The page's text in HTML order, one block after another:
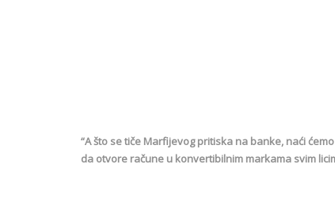
“A što se tiče Marfijevog pritiska na banke, naći
da otvore račune u konvertibilnim markama svim